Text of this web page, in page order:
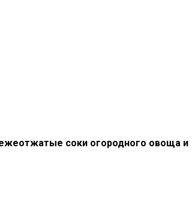
соки огородного овоща и